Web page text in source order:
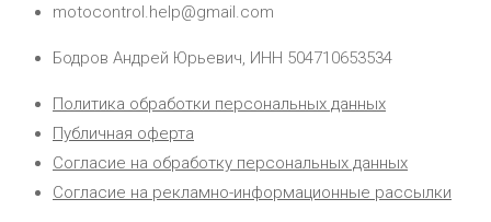
motocontrol.help@gmail.com
Бодров Андрей Юрьевич, ИНН 504710653534
Политика обработки персональных данных
Публичная оферта
Согласие на обработку персональных данных
Согласие на рекламно-информационные рассылки